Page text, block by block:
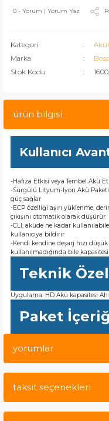
0 - Yorum | Yorum Yaz
Kategori
Marka
Stok Kodu
ürün bilgisi
Kullanıcı
-Hafıza Etkisi veya Tembel Akü
-Sürgülü Lityum-İyon Akü
güç sağlar
-ECP özelliği aşırı yüklenme,
çıkışını otomatik olarak düşürür
-CLI, aküde ne kadar
kullanıcıya bildirir
-Kendi kendine deşarj hızı
kullanılmadığında bile
Teknik
Uygulama: HD Akü kapasitesi
Paket
yorumlar
taksit seçenekleri